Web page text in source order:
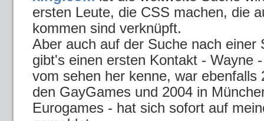
ersten Leute, die CSS machen, die
kommen sind verknüpft.
Aber auch auf der Suche nach einer
gibt's einen ersten Kontakt - Wayne
vom sehen her kenne, war ebenfalls
den GayGames und 2004 in
Eurogames - hat sich sofort auf